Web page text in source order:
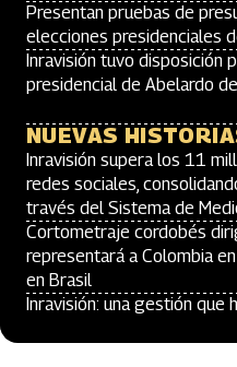
Presentan pruebas de
elecciones presidenciales
Inravisión tuvo disposición
presidencial de Abelardo
NUEVAS
Inravisión supera los 11
redes sociales,
través del Sistema de
Cortometraje cordobés
representará a Colombia
en Brasil
Inravisión: una gestión que